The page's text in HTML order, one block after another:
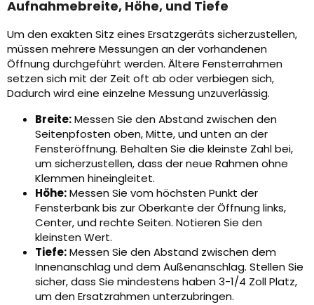
Aufnahmebreite, Höhe, und Tiefe
Um den exakten Sitz eines Ersatzgeräts sicherzustellen,
müssen mehrere Messungen an der vorhandenen
Öffnung durchgeführt werden. Ältere Fensterrahmen
setzen sich mit der Zeit oft ab oder verbiegen sich,
Dadurch wird eine einzelne Messung unzuverlässig.
Breite:Messen Sie den Abstand zwischen den
Seitenpfosten oben, Mitte, und unten an der
Fensteröffnung. Behalten Sie die kleinste Zahl bei,
um sicherzustellen, dass der neue Rahmen ohne
Klemmen hineingleitet.
Höhe:Messen Sie vom höchsten Punkt der
Fensterbank bis zur Oberkante der Öffnung links,
Center, und rechte Seiten. Notieren Sie den
kleinsten Wert.
Tiefe:Messen Sie den Abstand zwischen dem
Innenanschlag und dem Außenanschlag. Stellen Sie
sicher, dass Sie mindestens haben 3-1/4 Zoll Platz,
um den Ersatzrahmen unterzubringen.